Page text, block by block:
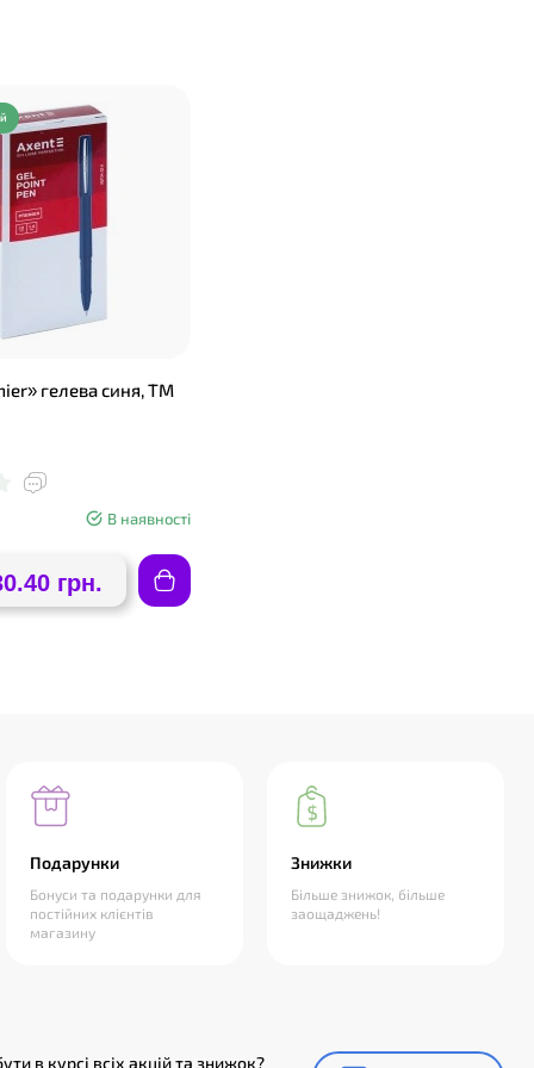
гелева синя, ТМ
В наявності
грн.
Подарунки
Бонуси та подарунки для
постійних клієнтів
магазину
Знижки
Більше знижок, більше
заощаджень!
в курсі всіх акцій та знижок?